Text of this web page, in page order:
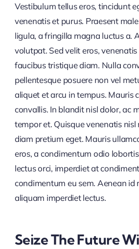
Vestibulum tellus eros, tincidunt
venenatis et purus. Praesent
ligula, a fringilla magna luctus a.
volutpat. Sed velit eros, venenatis
faucibus tristique diam. Nulla
pellentesque posuere non vel
aliquet et arcu in tempus. Mauris
convallis. In blandit nisl dolor, ac
tempor et. Quisque venenatis nisl
diam pretium eget. Mauris
eros, a condimentum odio
lectus orci, imperdiet at
condimentum eu sem. Aenean id
aliquam imperdiet lectus.
Seize The Future